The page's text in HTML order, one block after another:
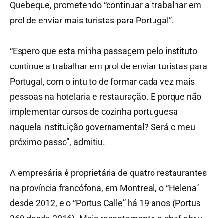
Quebeque, prometendo “continuar a trabalhar em
prol de enviar mais turistas para Portugal”.
“Espero que esta minha passagem pelo instituto
continue a trabalhar em prol de enviar turistas para
Portugal, com o intuito de formar cada vez mais
pessoas na hotelaria e restauração. E porque não
implementar cursos de cozinha portuguesa
naquela instituição governamental? Será o meu
próximo passo”, admitiu.
A empresária é proprietária de quatro restaurantes
na província francófona, em Montreal, o “Helena”
desde 2012, e o “Portus Calle” há 19 anos (Portus